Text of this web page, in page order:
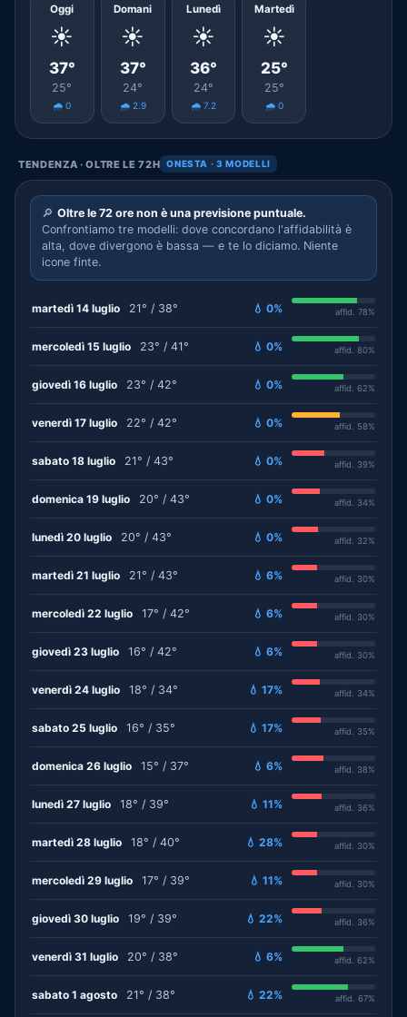
Oggi
☀️
37°
25°
🌧️ 0
Domani
☀️
37°
24°
🌧️ 2.9
Lunedì
☀️
36°
24°
🌧️ 7.2
Martedì
☀️
25°
25°
🌧️ 0
TENDENZA · OLTRE LE 72H ONESTA · 3 MODELLI
🔎 Oltre le 72 ore non è una previsione puntuale.
Confrontiamo tre modelli: dove concordano l'affidabilità è
alta, dove divergono è bassa — e te lo diciamo. Niente
icone finte.
martedì 14 luglio 21° / 38° 💧 0% affid. 78%
mercoledì 15 luglio 23° / 41° 💧 0% affid. 80%
giovedì 16 luglio 23° / 42° 💧 0% affid. 62%
venerdì 17 luglio 22° / 42° 💧 0% affid. 58%
sabato 18 luglio 21° / 43° 💧 0% affid. 39%
domenica 19 luglio 20° / 43° 💧 0% affid. 34%
lunedì 20 luglio 20° / 43° 💧 0% affid. 32%
martedì 21 luglio 21° / 43° 💧 6% affid. 30%
mercoledì 22 luglio 17° / 42° 💧 6% affid. 30%
giovedì 23 luglio 16° / 42° 💧 6% affid. 30%
venerdì 24 luglio 18° / 34° 💧 17% affid. 34%
sabato 25 luglio 16° / 35° 💧 17% affid. 35%
domenica 26 luglio 15° / 37° 💧 6% affid. 38%
lunedì 27 luglio 18° / 39° 💧 11% affid. 36%
martedì 28 luglio 18° / 40° 💧 28% affid. 30%
mercoledì 29 luglio 17° / 39° 💧 11% affid. 30%
giovedì 30 luglio 19° / 39° 💧 22% affid. 36%
venerdì 31 luglio 20° / 38° 💧 6% affid. 62%
sabato 1 agosto 21° / 38° 💧 22% affid. 67%